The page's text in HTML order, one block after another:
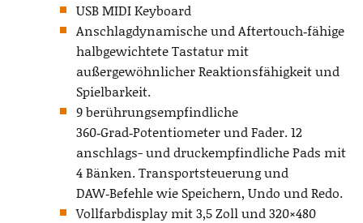
USB MIDI Keyboard
Anschlagdynamische und Aftertouch‑fähige
halbgewichtete Tastatur mit
außergewöhnlicher Reaktionsfähigkeit und
Spielbarkeit.
9 berührungsempfindliche
360‑Grad‑Potentiometer und Fader. 12
anschlags- und druckempfindliche Pads mit
4 Bänken. Transportsteuerung und
DAW‑Befehle wie Speichern, Undo und Redo.
Vollfarbdisplay mit 3,5 Zoll und 320×480